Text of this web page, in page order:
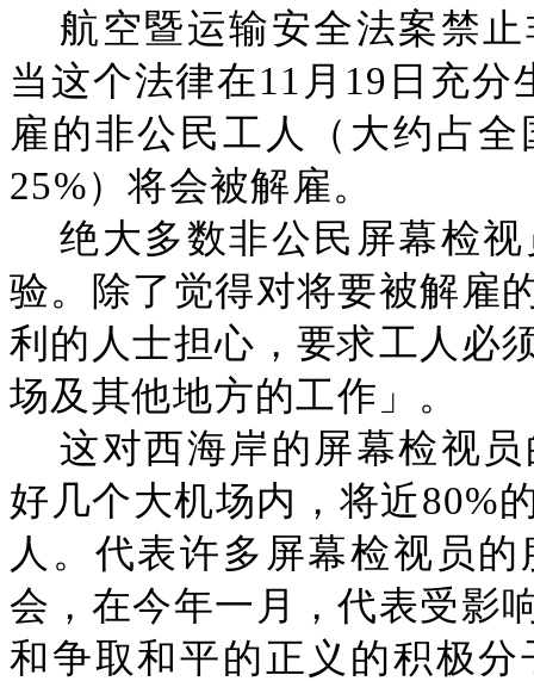
航空暨运输安全法案禁
当这个法律在11月19日充
雇的非公民工人（大约占
25%）将会被解雇。
绝大多数非公民屏幕检
验。除了觉得对将要被解雇
利的人士担心，要求工人必
场及其他地方的工作」。
这对西海岸的屏幕检视
好几个大机场内，将近80%
人。代表许多屏幕检视员
会，在今年一月，代表受影
和争取和平的正义的积极